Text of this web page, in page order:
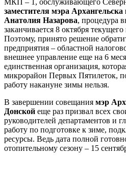
МКП – 1, обслуживающего
заместителя мэра Архангельска
Анатолия Назарова, процедура
заканчивается 8 октября
Поэтому, принято решение
предприятия – областной
внешнее управление еще на 6
единственная организация,
микрорайон Первых Пятилеток,
работу накануне зимы нельзя.
В завершении совещания мэр
Донской еще раз призвал всех
руководителей департаментов и
работу по подготовке к зиме,
ресурсы. Ведь дата полной
отопительному сезону – 15